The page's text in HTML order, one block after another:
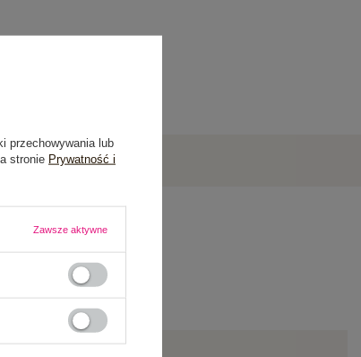
przechowywania lub
stronie Prywatność i
Zawsze aktywne